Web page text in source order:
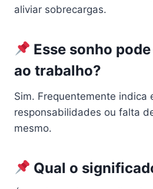
aliviar sobrecargas.
Esse sonho
ao trabalho?
Sim. Frequentemente indica
responsabilidades ou falta
mesmo.
Qual o